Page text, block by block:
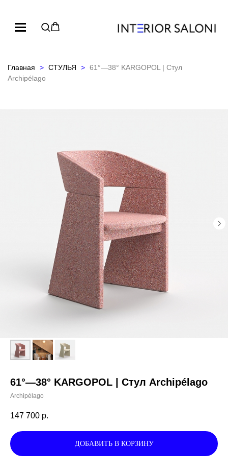
Главная СТУЛЬЯ
61°—38° KARGOPOL | Стул
Archipélago
61°—38° KARGOPOL | Стул Archipélago
Archipélago
147 700 р.
ДОБАВИТЬ В КОРЗИНУ